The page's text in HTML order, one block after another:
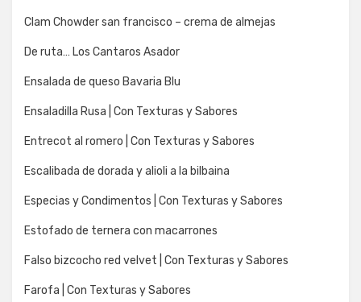
Clam Chowder san francisco – crema de almejas
De ruta… Los Cantaros Asador
Ensalada de queso Bavaria Blu
Ensaladilla Rusa | Con Texturas y Sabores
Entrecot al romero | Con Texturas y Sabores
Escalibada de dorada y alioli a la bilbaina
Especias y Condimentos | Con Texturas y Sabores
Estofado de ternera con macarrones
Falso bizcocho red velvet | Con Texturas y Sabores
Farofa | Con Texturas y Sabores